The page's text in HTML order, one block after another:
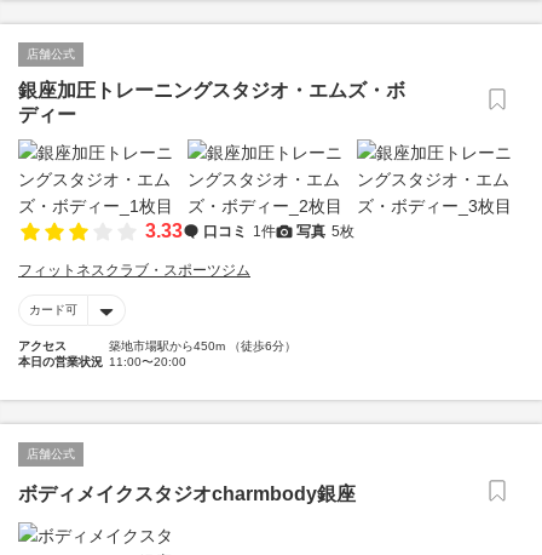
店舗公式
銀座加圧トレーニングスタジオ・エムズ・ボ
ディー
3.33 口コミ 1件 写真 5枚
フィットネスクラブ・スポーツジム
カード可
アクセス
築地市場駅から450m （徒歩6分）
本日の営業状況 11:00〜20:00
店舗公式
ボディメイクスタジオcharmbody銀座